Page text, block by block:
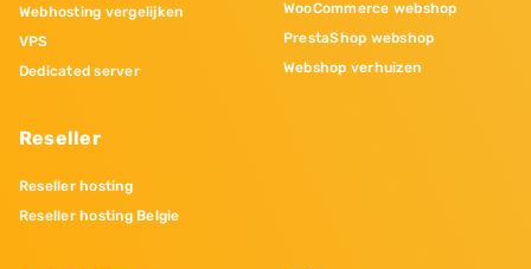
Webhosting vergelijken
VPS
Dedicated server
Reseller
Reseller hosting
Reseller hosting Belgie
WooCommerce webshop
PrestaShop webshop
Webshop verhuizen